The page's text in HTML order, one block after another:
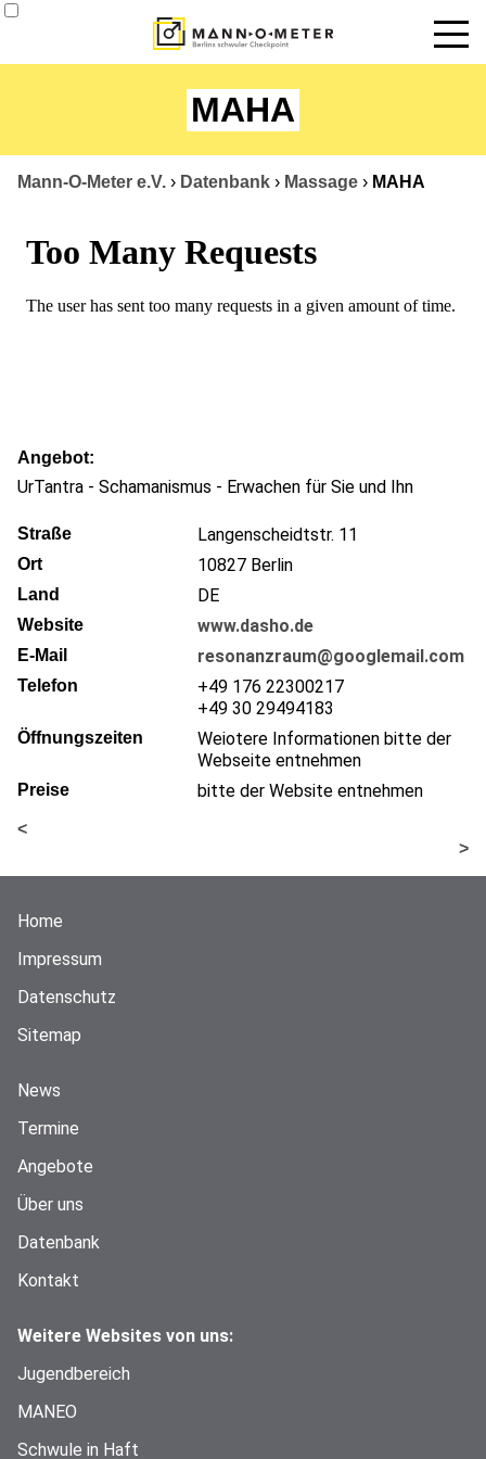
Termine
Angebote
MAHA
Mann-O-Meter e.V. › Datenbank › Massage › MAHA
Angebot
UrTantra - Schamanismus - Erwachen für Sie und Ihn
Straße Langenscheidtstr. 11
Ort 10827 Berlin
Land DE
Website www.dasho.de
E-Mail resonanzraum@googlemail.com
Telefon
+49 176 22300217
+49 30 29494183
Öffnungszeiten
Weiotere Informationen bitte der
Webseite entnehmen
Preise bitte der Website entnehmen
<
>
Home
Impressum
Datenschutz
Sitemap
News
Termine
Angebote
Über uns
Datenbank
Kontakt
Weitere Websites von uns:
Jugendbereich
MANEO
Schwule in Haft